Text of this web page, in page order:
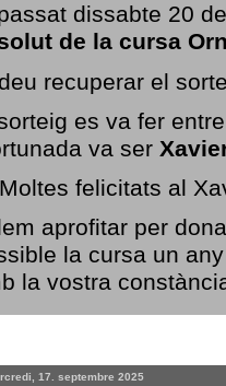
dissabte 20
de la cursa
recuperar el
es va fer
va ser
felicitats al
aprofitar per
la cursa un
la vostra
17. septembre 2025